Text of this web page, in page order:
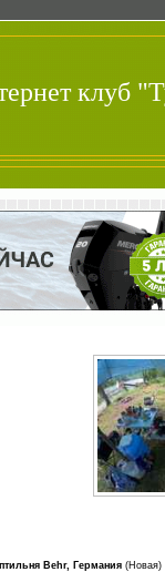
клуб
Behr, Германия (Новая)